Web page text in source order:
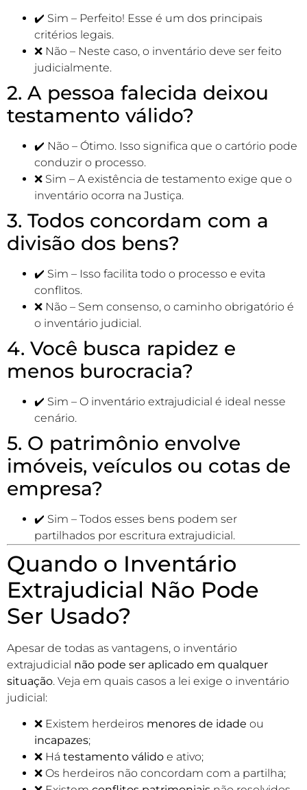
✔️ Sim – Perfeito! Esse é um dos principais
critérios legais.
❌ Não – Neste caso, o inventário deve ser feito
judicialmente.
2. A pessoa falecida deixou
testamento válido?
✔️ Não – Ótimo. Isso significa que o cartório pode
conduzir o processo.
❌ Sim – A existência de testamento exige que o
inventário ocorra na Justiça.
3. Todos concordam com a
divisão dos bens?
✔️ Sim – Isso facilita todo o processo e evita
conflitos.
❌ Não – Sem consenso, o caminho obrigatório é
o inventário judicial.
4. Você busca rapidez e
menos burocracia?
✔️ Sim – O inventário extrajudicial é ideal nesse
cenário.
5. O patrimônio envolve
imóveis, veículos ou cotas de
empresa?
✔️ Sim – Todos esses bens podem ser
partilhados por escritura extrajudicial.
Quando o Inventário
Extrajudicial Não Pode
Ser Usado?
Apesar de todas as vantagens, o inventário
extrajudicial não pode ser aplicado em qualquer
situação. Veja em quais casos a lei exige o inventário
judicial:
❌ Existem herdeiros menores de idade ou
incapazes;
❌ Há testamento válido e ativo;
❌ Os herdeiros não concordam com a partilha;